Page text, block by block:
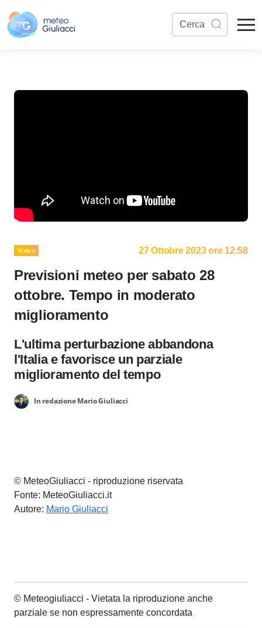
Video 27 Ottobre 2023 ore 12:58
Previsioni meteo per sabato 28
ottobre. Tempo in moderato
miglioramento
L'ultima perturbazione abbandona
l'Italia e favorisce un parziale
miglioramento del tempo
In redazione Mario Giuliacci
© MeteoGiuliacci - riproduzione riservata
Fonte: MeteoGiuliacci.it
Autore: Mario Giuliacci
© Meteogiuliacci - Vietata la riproduzione anche
parziale se non espressamente concordata